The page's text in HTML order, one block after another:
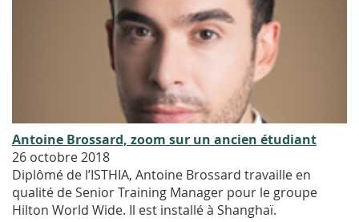
Antoine Brossard, zoom sur un ancien étudiant
26 octobre 2018
Diplômé de l’ISTHIA, Antoine Brossard travaille en
qualité de Senior Training Manager pour le groupe
Hilton World Wide. Il est installé à Shanghaï.